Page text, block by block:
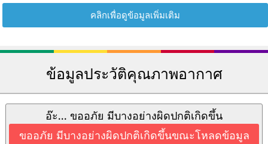
คลิกเพื่อดูข้อมูลเพิ่มเติม
ข้อมูลประวัติคุณภาพอากาศ
อ๊ะ... ขออภัย มีบางอย่างผิดปกติเกิดขึ้น
ขออภัย มีบางอย่างผิดปกติเกิดขึ้นขณะโหลดข้อมูล